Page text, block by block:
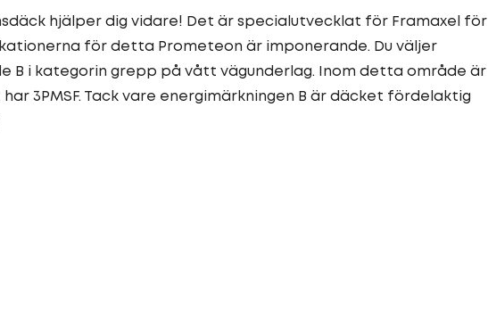
hjälper dig vidare! Det är specialutvecklat för Framaxel för
för detta Prometeon är imponerande. Du väljer
B i kategorin grepp på vått vägunderlag. Inom detta område är
3PMSF. Tack vare energimärkningen B är däcket fördelaktig